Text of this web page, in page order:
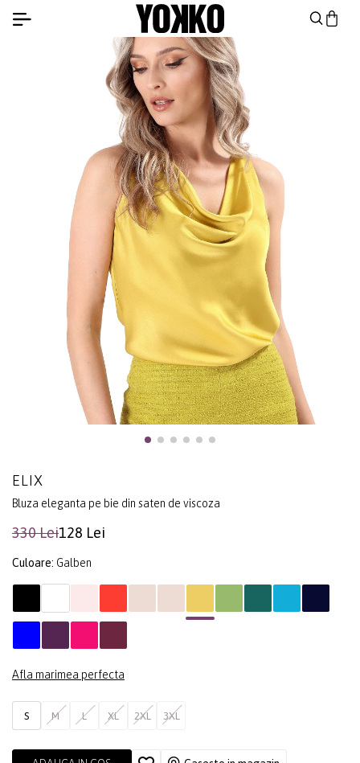
ELIX
Bluza eleganta pe bie din saten de viscoza
330 Lei128 Lei
Culoare: Galben
Afla marimea perfecta
S M L XL 2XL 3XL